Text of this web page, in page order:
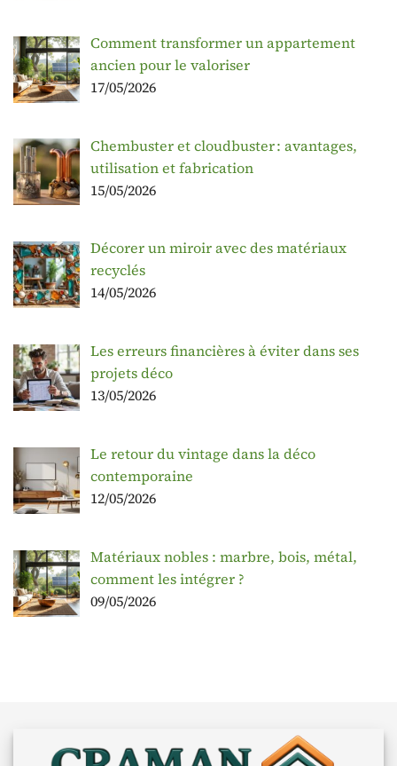
Comment transformer un appartement
ancien pour le valoriser
17/05/2026
Chembuster et cloudbuster : avantages,
utilisation et fabrication
15/05/2026
Décorer un miroir avec des matériaux
recyclés
14/05/2026
Les erreurs financières à éviter dans ses
projets déco
13/05/2026
Le retour du vintage dans la déco
contemporaine
12/05/2026
Matériaux nobles : marbre, bois, métal,
comment les intégrer ?
09/05/2026